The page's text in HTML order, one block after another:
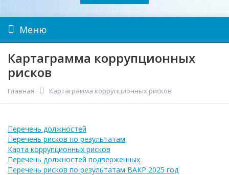
Меню
Картаграмма коррупционных
рисков
Главная Картаграмма коррупционных рисков
Перечень должностей
Перечень рисков по результатам
Карта коррупционных рисков
Перечень должностей подверженных
Перечень рисков по результатам ВАКР 2025 год